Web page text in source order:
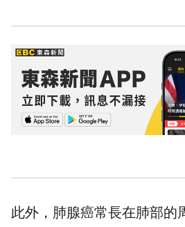
此外，肺腺癌常長在肺部的